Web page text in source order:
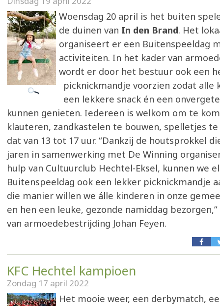
Woensdag 20 april is het buiten
de duinen van In den Brand. Het
organiseert er een Buitenspeeldag
activiteiten. In het kader van
wordt er door het bestuur ook een
picknickmandje voorzien zodat alle
een lekkere snack én een
kunnen genieten. Iedereen is welkom om te
klauteren, zandkastelen te bouwen, spelletjes
dat van 13 tot 17 uur. “Dankzij de houtsprokkel
jaren in samenwerking met De Winning
hulp van Cultuurclub Hechtel-Eksel, kunnen we
Buitenspeeldag ook een lekker picknickmandje
die manier willen we álle kinderen in onze
en hen een leuke, gezonde namiddag
van armoedebestrijding Johan Feyen.
KFC Hechtel kampioen
Zondag 17 april 2022
Het mooie weer, een derbymatch,